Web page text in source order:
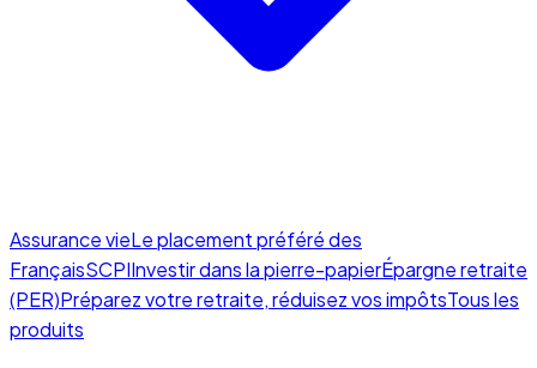
Assurance vieLe placement préféré des
FrançaisSCPIInvestir dans la pierre-papierÉpargne retraite
(PER)Préparez votre retraite, réduisez vos impôtsTous les
produits